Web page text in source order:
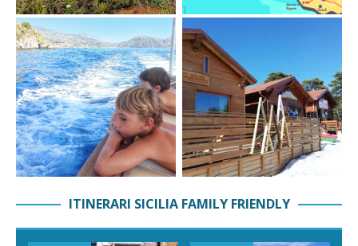
ITINERARI SICILIA FAMILY FRIENDLY